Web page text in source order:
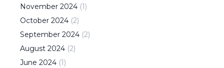
November 2024 (1)
October 2024 (2)
September 2024 (2)
August 2024 (2)
June 2024 (1)